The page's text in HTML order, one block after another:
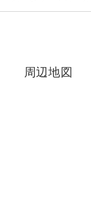
周辺地図